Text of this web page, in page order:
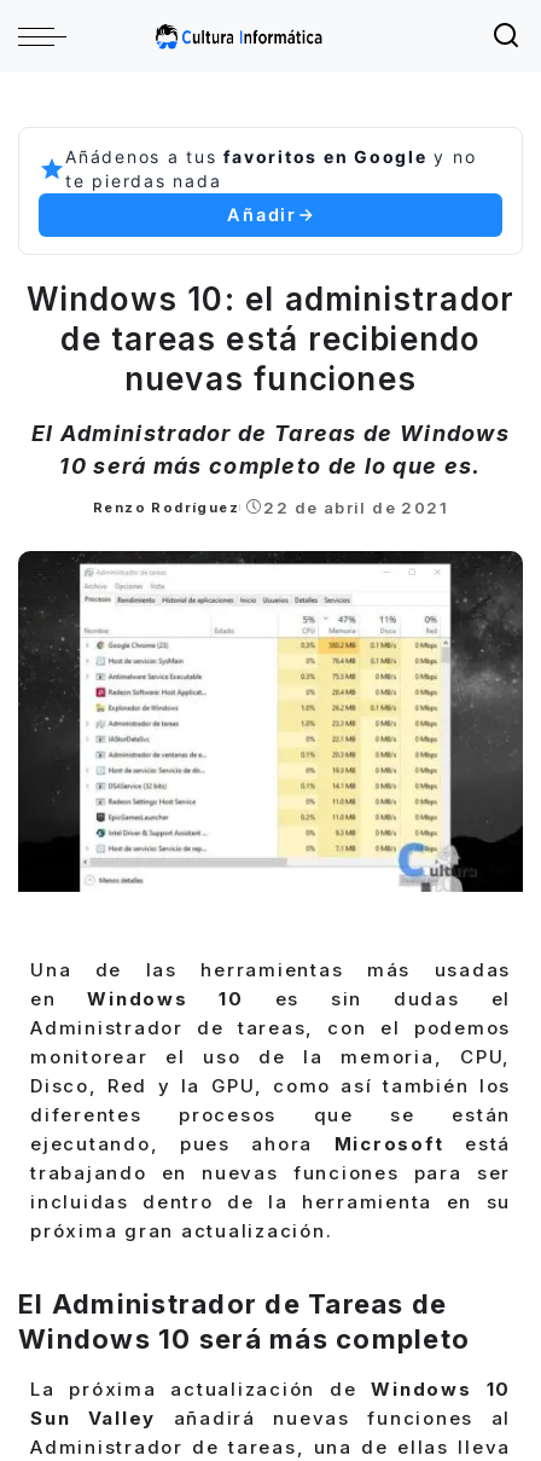
Añádenos a tusfavoritos en Google y no
te pierdas nada
Añadir
Windows 10: el administrador
de tareas está recibiendo
nuevas funciones
El Administrador de Tareas de Windows
10 será más completo de lo que es.
Posted
Renzo Rodríguez 22 de abril de 2021
Una de las herramientas más usadas
enWindows 10 es sin dudas el
Administrador de tareas, con el podemos
monitorear el uso de la memoria, CPU,
Disco, Red y la GPU, como así también los
diferentes procesos que se están
ejecutando, pues ahora Microsoft está
trabajando en nuevas funciones para ser
incluidas dentro de la herramienta en su
próxima gran actualización.
El Administrador de Tareas de
Windows 10 será más completo
La próxima actualización deWindows 10
Sun Valley añadirá nuevas funciones al
Administrador de tareas, una de ellas lleva